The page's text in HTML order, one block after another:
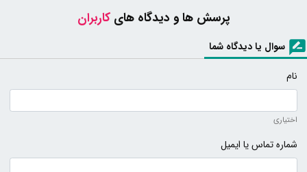
پرسش ها و دیدگاه هایکاربران
سوال یا دیدگاه شما
نام
اختیاری
شماره تماس یا ایمیل